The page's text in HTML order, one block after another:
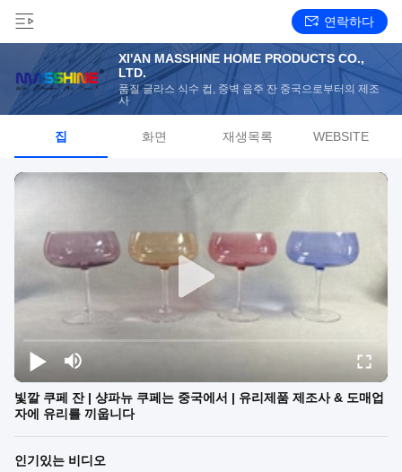
연락하다
XI'AN MASSHINE HOME PRODUCTS CO.,
LTD.
품질 글라스 식수 컵, 중벽 음주 잔 중국으로부터의 제조
사
집 화면 재생목록 WEBSITE
빛깔 쿠페 잔 | 샹파뉴 쿠페는 중국에서 | 유리제품 제조사 & 도매업
자에 유리를 끼웁니다
인기있는 비디오